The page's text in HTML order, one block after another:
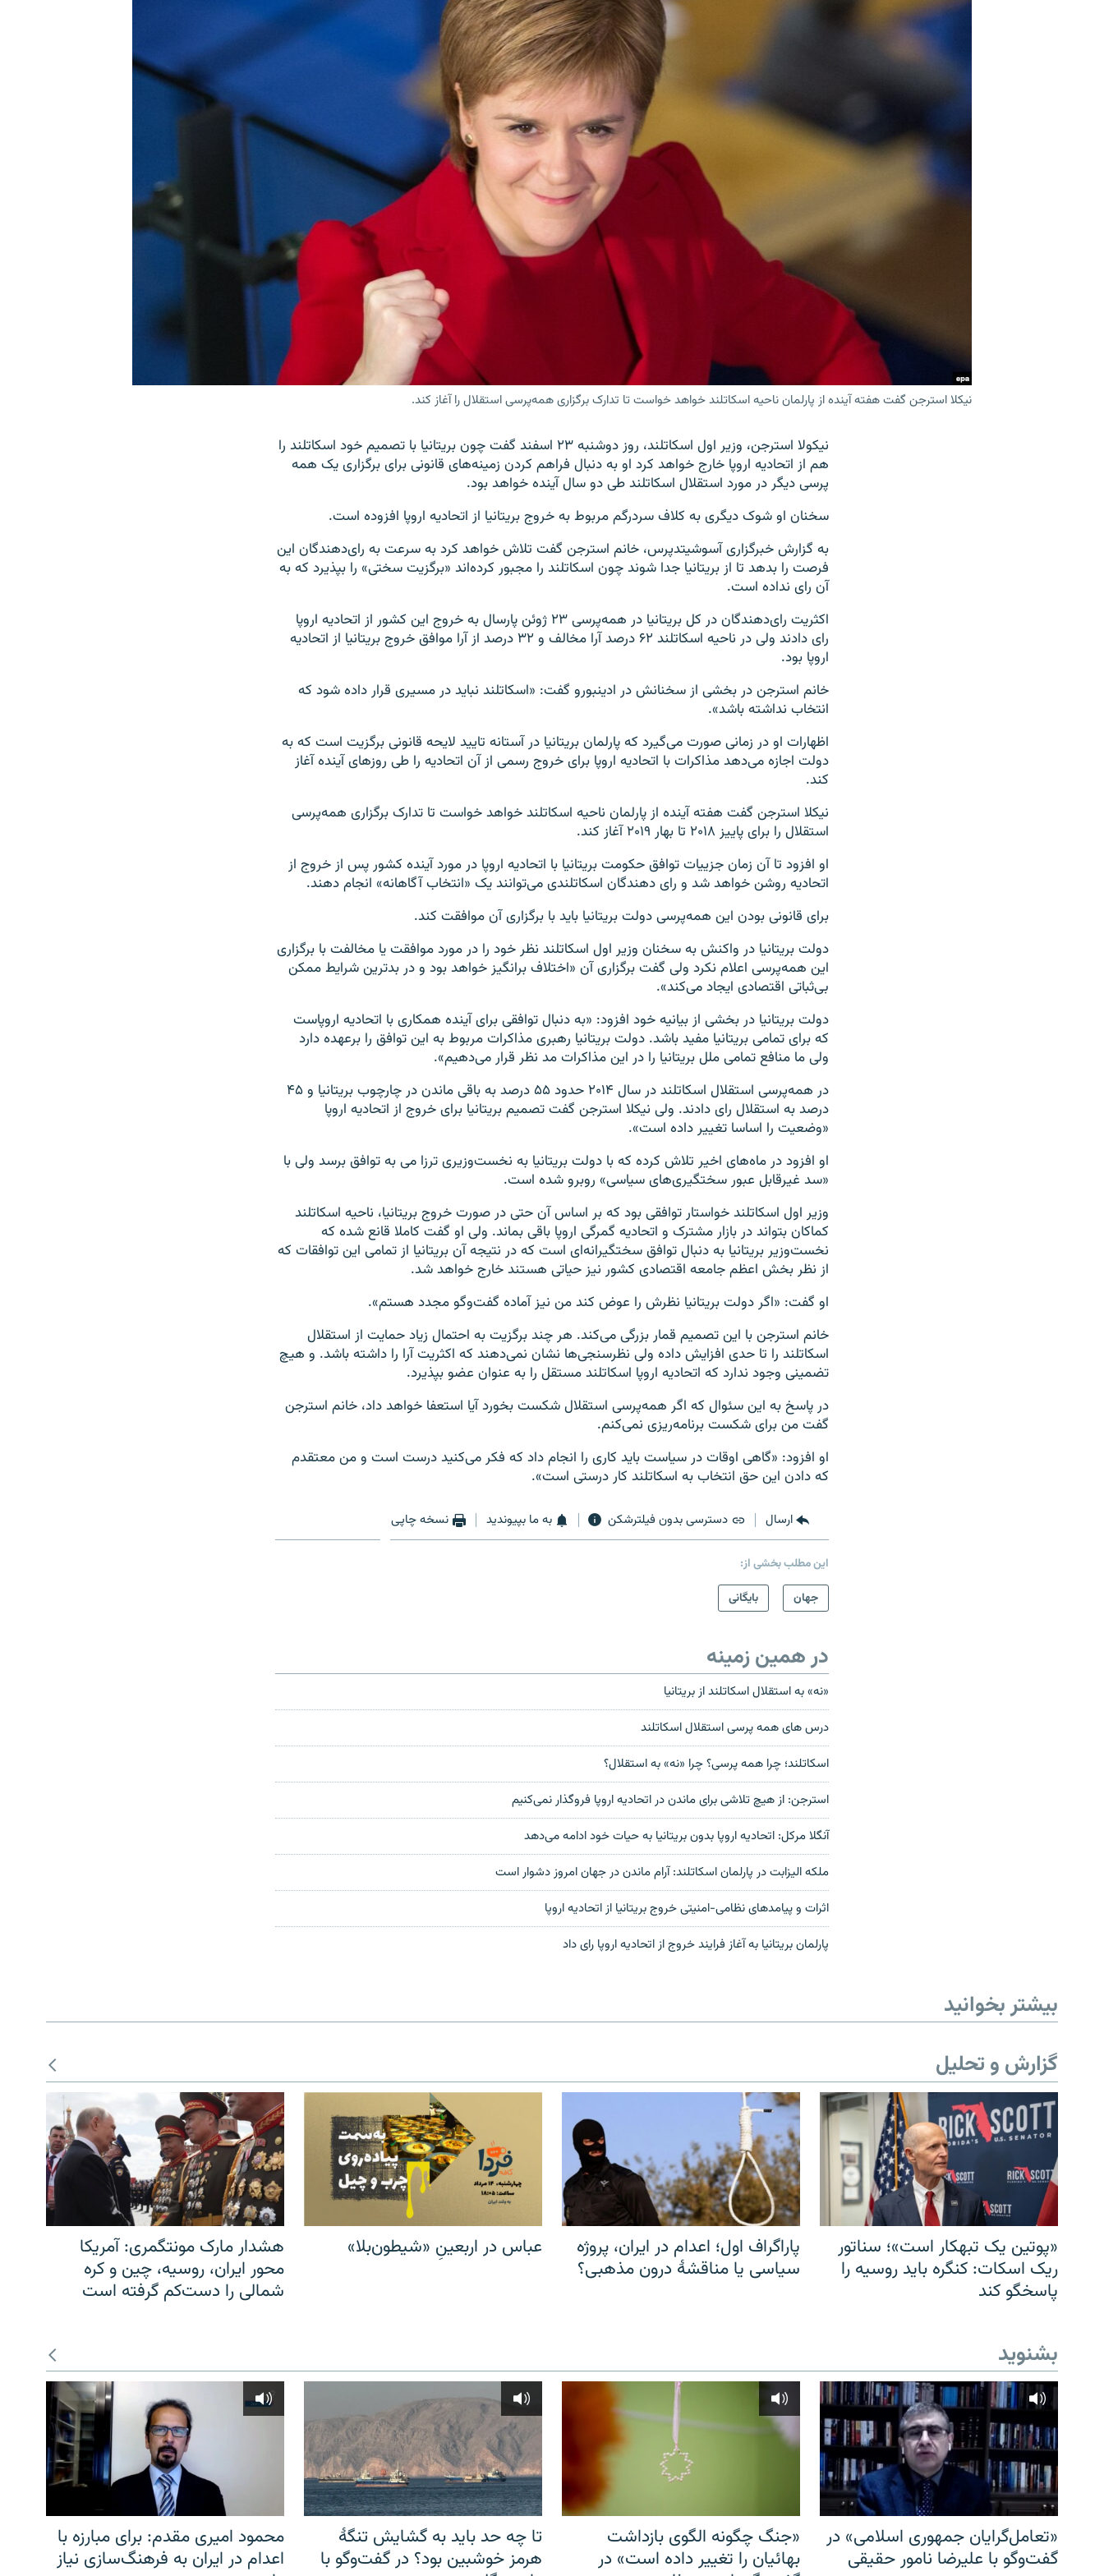
نیکلا استرجن گفت هفته آینده از پارلمان ناحیه اسکاتلند خواهد خواست تا تدارک برگزاری همه‌پرسی استقلال را آغاز کند.
نیکولا استرجن، وزیر اول اسکاتلند، روز دوشنبه ۲۳ اسفند گفت چون بریتانیا با تصمیم خود اسکاتلند را
هم از اتحادیه اروپا خارج خواهد کرد او به دنبال فراهم کردن زمینه‌های قانونی برای برگزاری یک همه
پرسی دیگر در مورد استقلال اسکاتلند طی دو سال آینده خواهد بود.
سخنان او شوک دیگری به کلاف سردرگم مربوط به خروج بریتانیا از اتحادیه اروپا افزوده است.
به گزارش خبرگزاری آسوشیتدپرس، خانم استرجن گفت تلاش خواهد کرد به سرعت به رای‌دهندگان این
فرصت را بدهد تا از بریتانیا جدا شوند چون اسکاتلند را مجبور کرده‌اند «برگزیت سختی» را بپذیرد که به
آن رای نداده است.
اکثریت رای‌دهندگان در کل بریتانیا در همه‌پرسی ۲۳ ژوئن پارسال به خروج این کشور از اتحادیه اروپا
رای دادند ولی در ناحیه اسکاتلند ۶۲ درصد آرا مخالف و ۳۲ درصد از آرا موافق خروج بریتانیا از اتحادیه
اروپا بود.
خانم استرجن در بخشی از سخنانش در ادینبورو گفت: «اسکاتلند نباید در مسیری قرار داده شود که
انتخاب نداشته باشد».
اظهارات او در زمانی صورت می‌گیرد که پارلمان بریتانیا در آستانه تایید لایحه قانونی برگزیت است که به
دولت اجازه می‌دهد مذاکرات با اتحادیه اروپا برای خروج رسمی از آن اتحادیه را طی روزهای آینده آغاز
کند.
نیکلا استرجن گفت هفته آینده از پارلمان ناحیه اسکاتلند خواهد خواست تا تدارک برگزاری همه‌پرسی
استقلال را برای پاییز ۲۰۱۸ تا بهار ۲۰۱۹ آغاز کند.
او افزود تا آن زمان جزییات توافق حکومت بریتانیا با اتحادیه اروپا در مورد آینده کشور پس از خروج از
اتحادیه روشن خواهد شد و رای دهندگان اسکاتلندی می‌توانند یک «انتخاب آگاهانه» انجام دهند.
برای قانونی بودن این همه‌پرسی دولت بریتانیا باید با برگزاری آن موافقت کند.
دولت بریتانیا در واکنش به سخنان وزیر اول اسکاتلند نظر خود را در مورد موافقت یا مخالفت با برگزاری
این همه‌پرسی اعلام نکرد ولی گفت برگزاری آن «اختلاف برانگیز خواهد بود و در بدترین شرایط ممکن
بی‌ثباتی اقتصادی ایجاد می‌کند».
دولت بریتانیا در بخشی از بیانیه خود افزود: «به دنبال توافقی برای آینده همکاری با اتحادیه اروپاست
که برای تمامی بریتانیا مفید باشد. دولت بریتانیا رهبری مذاکرات مربوط به این توافق را برعهده دارد
ولی ما منافع تمامی ملل بریتانیا را در این مذاکرات مد نظر قرار می‌دهیم».
در همه‌پرسی استقلال اسکاتلند در سال ۲۰۱۴ حدود ۵۵ درصد به باقی ماندن در چارچوب بریتانیا و ۴۵
درصد به استقلال رای دادند. ولی نیکلا استرجن گفت تصمیم بریتانیا برای خروج از اتحادیه اروپا
«وضعيت را اساسا تغییر داده است».
او افزود در ماه‌های اخیر تلاش کرده که با دولت بریتانیا به نخست‌وزیری ترزا می به توافق برسد ولی با
«سد غیرقابل عبور سختگیری‌های سیاسی» روبرو شده است.
وزیر اول اسکاتلند خواستار توافقی بود که بر اساس آن حتی در صورت خروج بریتانیا، ناحیه اسکاتلند
کماکان بتواند در بازار مشترک و اتحادیه گمرگی اروپا باقی بماند. ولی او گفت کاملا قانع شده که
نخست‌وزیر بریتانیا به دنبال توافق سختگیرانه‌ای است که در نتیجه آن بریتانیا از تمامی این توافقات که
از نظر بخش اعظم جامعه اقتصادی کشور نیز حیاتی هستند خارج خواهد شد.
او گفت: «اگر دولت بریتانیا نظرش را عوض کند من نيز آماده گفت‌وگو مجدد هستم».
خانم استرجن با این تصمیم قمار بزرگی می‌کند. هر چند برگزیت به احتمال زیاد حمایت از استقلال
اسکاتلند را تا حدی افزایش داده ولی نظرسنجی‌ها نشان نمی‌دهند که اکثریت آرا را داشته باشد. و هیچ
تضمینی وجود ندارد که اتحادیه اروپا اسکاتلند مستقل را به عنوان عضو بپذیرد.
در پاسخ به این سئوال که اگر همه‌پرسی استقلال شکست بخورد آیا استعفا خواهد داد، خانم استرجن
گفت من برای شکست برنامه‌ریزی نمی‌کنم.
او افزود: «گاهی اوقات در سیاست باید کاری را انجام داد که فکر می‌کنید درست است و من معتقدم
که دادن این حق انتخاب به اسکاتلند کار درستی است».
ارسال دسترسی بدون فیلترشکن به ما بپیوندید نسخه چاپی
این مطلب بخشی از:
جهان
بایگانی
در همین زمینه
«نه» به استقلال اسکاتلند از بریتانیا
درس های همه پرسی استقلال اسکاتلند
اسکاتلند؛ چرا همه پرسی؟ چرا «نه» به استقلال؟
استرجن: از هیچ تلاشی برای ماندن در اتحادیه اروپا فروگذار نمی‌کنیم
آنگلا مرکل: اتحادیه اروپا بدون بریتانیا به حیات خود ادامه می‌دهد
ملکه الیزابت در پارلمان اسکاتلند: آرام ماندن در جهان امروز دشوار است
اثرات و پیامدهای نظامی-امنیتی خروج بریتانیا از اتحادیه اروپا
پارلمان بریتانیا به آغاز فرایند خروج از اتحادیه اروپا رای داد
بیشتر بخوانید
گزارش و تحلیل
«پوتین یک تبهکار است»؛ سناتور
ریک اسکات: کنگره باید روسیه را
پاسخگو کند
پاراگراف اول؛ اعدام در ایران، پروژه
سیاسی یا مناقشهٔ درون مذهبی؟
عباس در اربعینِ «شیطون‌بلا»
هشدار مارک مونتگمری: آمریکا
محور ایران، روسیه، چین و کره
شمالی را دست‌کم گرفته است
بشنوید
«تعامل‌گرایان جمهوری اسلامی» در
گفت‌وگو با علیرضا نامور حقیقی
«جنگ چگونه الگوی بازداشت
بهائیان را تغییر داده است» در
تا چه حد باید به گشایش تنگهٔ
هرمز خوشبین بود؟ در گفت‌وگو با
محمود امیری مقدم: برای مبارزه با
اعدام در ایران به فرهنگ‌سازی نیاز